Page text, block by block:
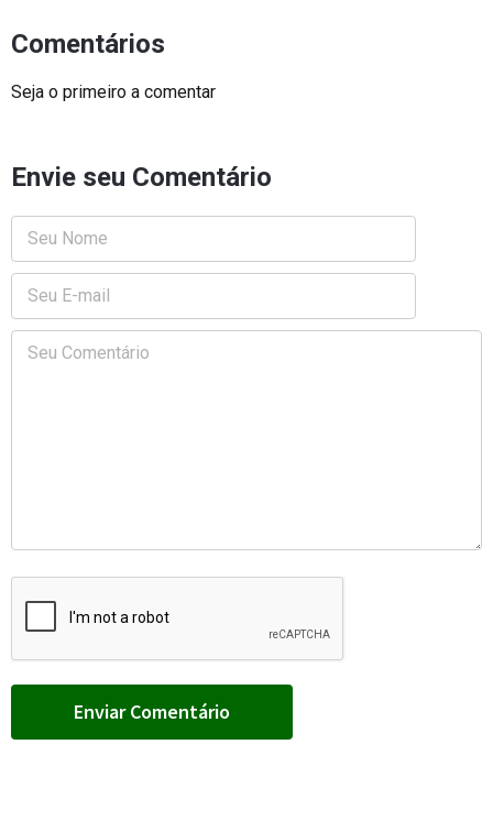
Comentários
Seja o primeiro a comentar
Envie seu Comentário